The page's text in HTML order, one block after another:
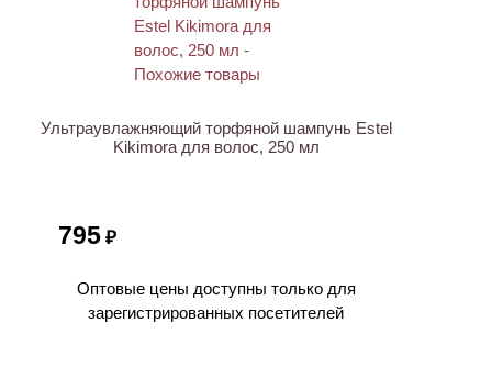
Ультраувлажняющий торфяной шампунь Estel
Kikimora для волос, 250 мл
795 ₽
Оптовые цены доступны только для
зарегистрированных посетителей